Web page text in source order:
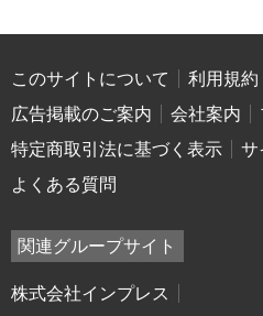
このサイトについて 利用規約
広告掲載のご案内
会社案内
特定商取引法に基づく表示
サ
よくある質問
関連グループサイト
株式会社インプレス